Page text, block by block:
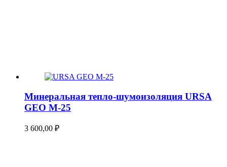
Минеральная тепло-шумоизоляция URSA
GEO М-25
3 600,00 ₽